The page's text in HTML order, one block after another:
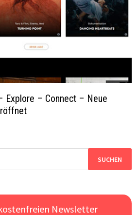
Explore – Connect – Neue
Newsletter